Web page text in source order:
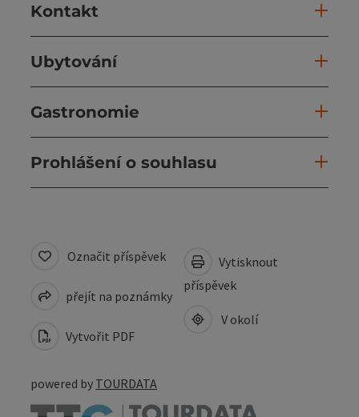
Kontakt
Ubytování
Gastronomie
Prohlášení o souhlasu
Označit příspěvek
přejít na poznámky
Vytvořit PDF
Vytisknout
příspěvek
V okolí
powered by TOURDATA